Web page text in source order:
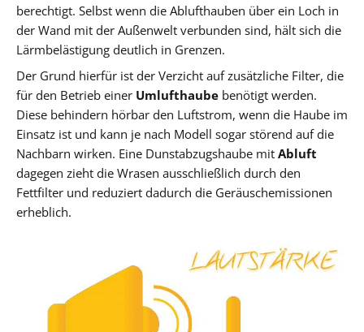
berechtigt. Selbst wenn die Ablufthauben über ein Loch in
der Wand mit der Außenwelt verbunden sind, hält sich die
Lärmbelästigung deutlich in Grenzen.
Der Grund hierfür ist der Verzicht auf zusätzliche Filter, die
für den Betrieb einer Umlufthaube benötigt werden.
Diese behindern hörbar den Luftstrom, wenn die Haube im
Einsatz ist und kann je nach Modell sogar störend auf die
Nachbarn wirken. Eine Dunstabzugshaube mit Abluft
dagegen zieht die Wrasen ausschließlich durch den
Fettfilter und reduziert dadurch die Geräuschemissionen
erheblich.